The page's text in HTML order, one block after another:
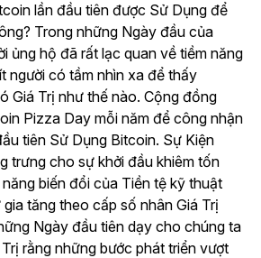
lần đầu tiên được Sử Dụng để
Trong những Ngày đầu của
ủng hộ đã rất lạc quan về tiềm năng
người có tầm nhìn xa để thấy
Giá Trị như thế nào. Cộng đồng
Pizza Day mỗi năm để công nhận
tiên Sử Dụng Bitcoin. Sự Kiện
trưng cho sự khởi đầu khiêm tốn
biến đổi của Tiền tệ kỹ thuật
tăng theo cấp số nhân Giá Trị
Ngày đầu tiên dạy cho chúng ta
rằng những bước phát triển vượt